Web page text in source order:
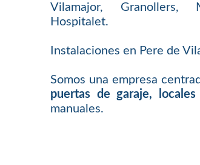
Vilamajor, Granollers,
Hospitalet.
Instalaciones en Pere de
Somos una empresa
puertas de garaje,
manuales.